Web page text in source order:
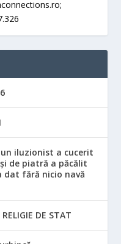
iluzionist a cucerit
de piatră a păcălit
dat fără nicio navă
DE STAT